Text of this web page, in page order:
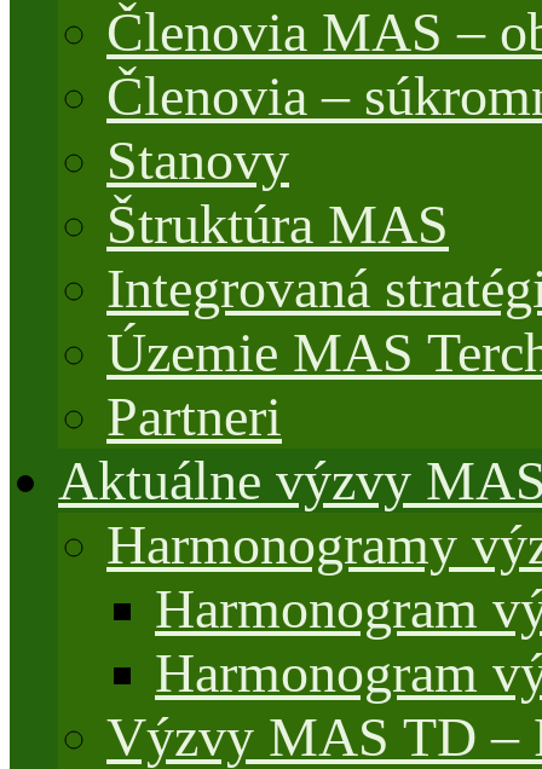
Členovia MAS –
Členovia –
Stanovy
Štruktúra MAS
Integrovaná
Územie MAS
Partneri
Aktuálne výzvy
Harmonogramy
Harmonogram
Harmonogram
Výzvy MAS TD –